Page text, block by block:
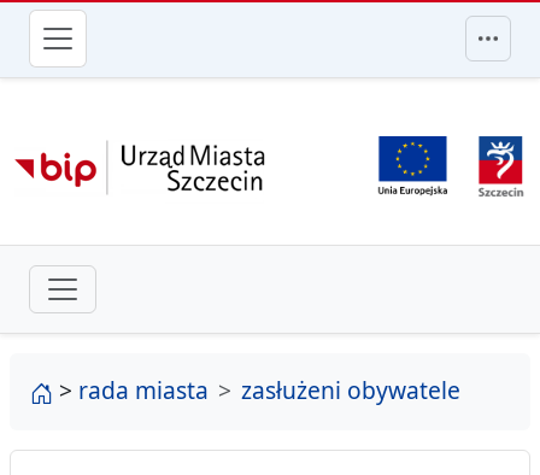
przejdź do głównego menu
strona główna
> rada miasta zasłużeni obywatele